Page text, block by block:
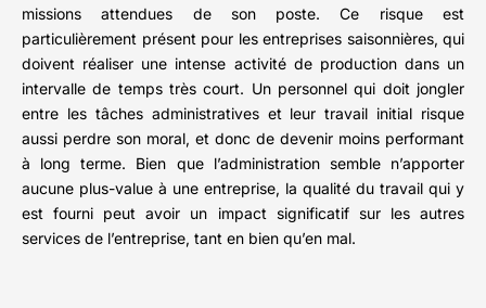
missions attendues de son poste. Ce risque est
particulièrement présent pour les entreprises saisonnières, qui
doivent réaliser une intense activité de production dans un
intervalle de temps très court. Un personnel qui doit jongler
entre les tâches administratives et leur travail initial risque
aussi perdre son moral, et donc de devenir moins performant
à long terme. Bien que l’administration semble n’apporter
aucune plus-value à une entreprise, la qualité du travail qui y
est fourni peut avoir un impact significatif sur les autres
services de l’entreprise, tant en bien qu’en mal.